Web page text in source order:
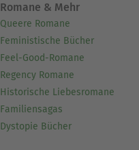
Romane & Mehr
Queere Romane
Feministische Bücher
Feel-Good-Romane
Regency Romane
Historische Liebesromane
Familiensagas
Dystopie Bücher